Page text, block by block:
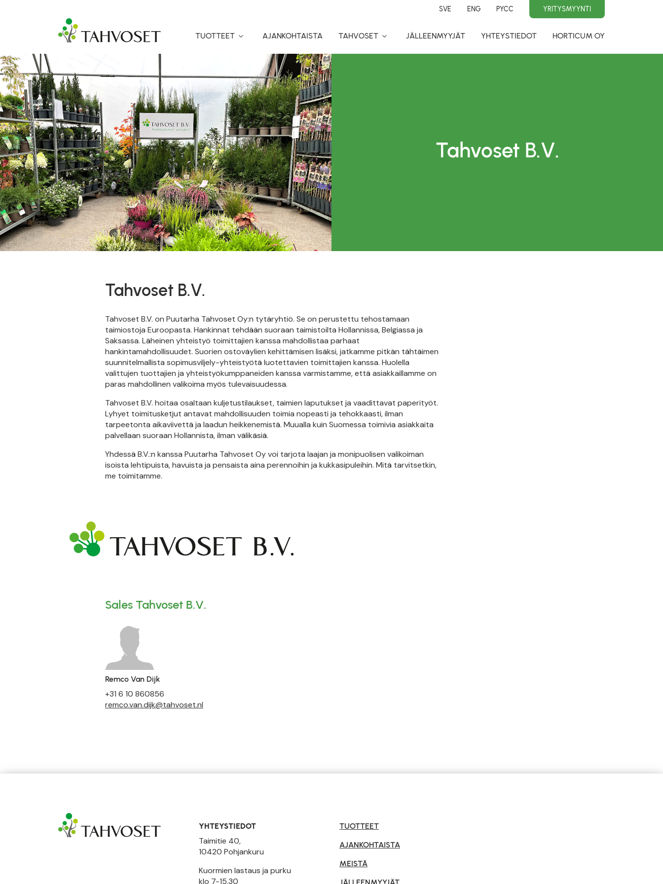
SVE ENG PYCC YRITYSMYYNTI
TUOTTEET
Toggle
AJANKOHTAISTA TAHVOSET
Toggle
JÄLLEENMYYJÄT YHTEYSTIEDOT HORTICUM OY
Tahvoset B.V.
Tahvoset B.V.
Tahvoset B.V. on Puutarha Tahvoset Oy:n tytäryhtiö. Se on perustettu tehostamaan
taimiostoja Euroopasta. Hankinnat tehdään suoraan taimistoilta Hollannissa, Belgiassa ja
Saksassa. Läheinen yhteistyö toimittajien kanssa mahdollistaa parhaat
hankintamahdollisuudet. Suorien ostoväylien kehittämisen lisäksi, jatkamme pitkän tähtäimen
suunnitelmallista sopimusviljely-yhteistyötä luotettavien toimittajien kanssa. Huolella
valittujen tuottajien ja yhteistyökumppaneiden kanssa varmistamme, että asiakkaillamme on
paras mahdollinen valikoima myös tulevaisuudessa.
Tahvoset B.V. hoitaa osaltaan kuljetustilaukset, taimien laputukset ja vaadittavat paperityöt.
Lyhyet toimitusketjut antavat mahdollisuuden toimia nopeasti ja tehokkaasti, ilman
tarpeetonta aikaviivettä ja laadun heikkenemistä. Muualla kuin Suomessa toimivia asiakkaita
palvellaan suoraan Hollannista, ilman välikäsiä.
Yhdessä B.V.:n kanssa Puutarha Tahvoset Oy voi tarjota laajan ja monipuolisen valikoiman
isoista lehtipuista, havuista ja pensaista aina perennoihin ja kukkasipuleihin. Mitä tarvitsetkin,
me toimitamme.
Sales Tahvoset B.V.
Remco Van Dijk
+31 6 10 860856
remco.van.dijk@tahvoset.nl
YHTEYSTIEDOT
Taimitie 40,
10420 Pohjankuru
Kuormien lastaus ja purku
klo 7-15.30
TUOTTEET
AJANKOHTAISTA
MEISTÄ